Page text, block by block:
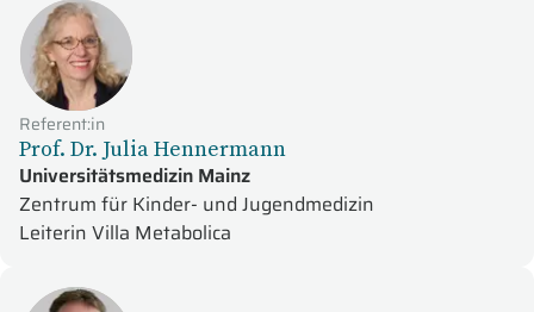
Referent:in
Prof. Dr. Julia Hennermann
Universitätsmedizin Mainz
Zentrum für Kinder- und Jugendmedizin
Leiterin Villa Metabolica